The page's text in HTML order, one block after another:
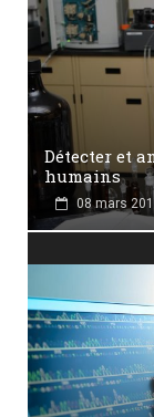
Détecter et
humains
08 mars